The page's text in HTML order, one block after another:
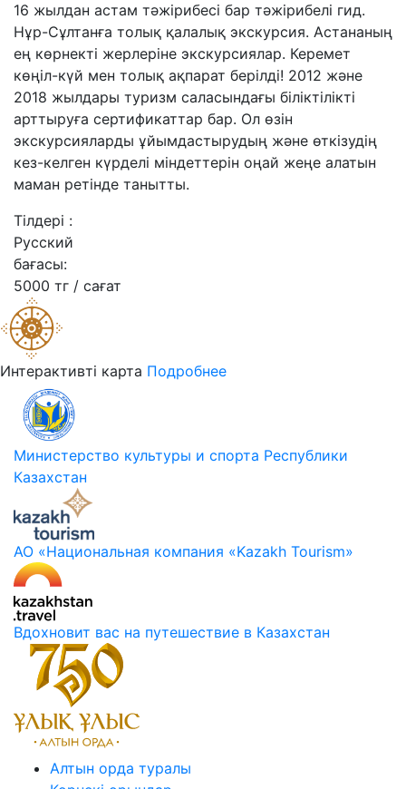
16 жылдан астам тәжірибесі бар тәжірибелі гид.
Нұр-Сұлтанға толық қалалық экскурсия. Астананың
ең көрнекті жерлеріне экскурсиялар. Керемет
көңіл-күй мен толық ақпарат берілді! 2012 және
2018 жылдары туризм саласындағы біліктілікті
арттыруға сертификаттар бар. Ол өзін
экскурсияларды ұйымдастырудың және өткізудің
кез-келген күрделі міндеттерін оңай жеңе алатын
маман ретінде танытты.
Тілдері :
Русский
бағасы:
5000 тг / сағат
Интерактивті карта Подробнее
Министерство культуры и спорта Республики
Казахстан
АО «Национальная компания «Kazakh Tourism»
Вдохновит вас на путешествие в Казахстан
Алтын орда туралы